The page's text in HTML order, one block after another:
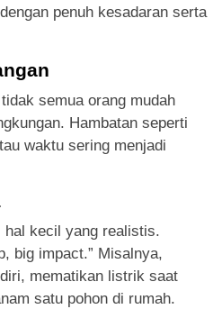
penuh kesadaran serta
semua orang mudah
Hambatan seperti
waktu sering menjadi
hal kecil yang realistis.
big impact.” Misalnya,
mematikan listrik saat
satu pohon di rumah.